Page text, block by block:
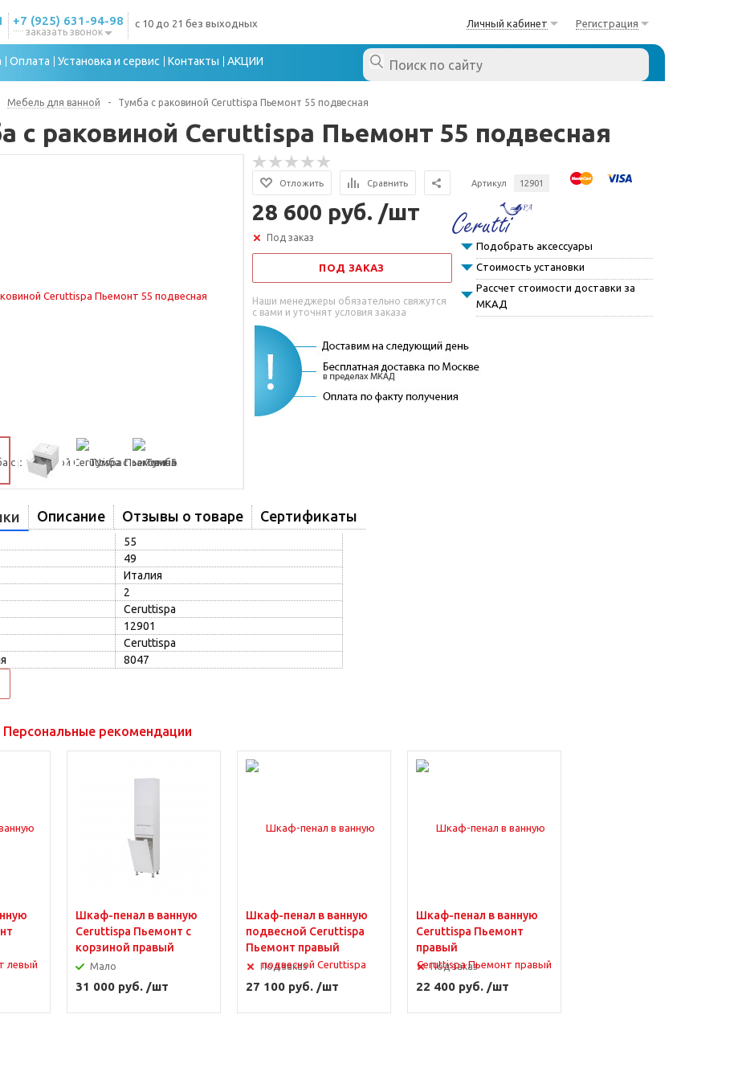
+7 (925) 631-94-98
заказать звонок
с 10 до 21 без выходных Личный кабинет Регистрация
Оплата Установка и сервис Контакты АКЦИИ
Мебель для ванной - Тумба с раковиной Ceruttispa Пьемонт 55 подвесная
с раковиной Ceruttispa Пьемонт 55 подвесная
Отложить Сравнить Артикул 12901
28 600 руб. /шт
Под заказ
ПОД ЗАКАЗ
Наши менеджеры обязательно свяжутся
с вами и уточнят условия заказа
Подобрать аксессуары
Стоимость установки
Рассчет стоимости доставки за
МКАД
Описание Отзывы о товаре Сертификаты
55
49
Италия
2
Ceruttispa
12901
Ceruttispa
8047
Персональные рекомендации
Шкаф-пенал в ванную
Ceruttispa Пьемонт с
корзиной правый
Мало
31 000 руб. /шт
Шкаф-пенал в ванную
подвесной Ceruttispa
Пьемонт правый
Под заказ
27 100 руб. /шт
Шкаф-пенал в ванную
Ceruttispa Пьемонт
правый
Под заказ
22 400 руб. /шт